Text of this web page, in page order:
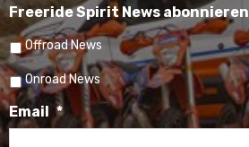
Freeride Spirit News abonnieren
Offroad News
Onroad News
Email *